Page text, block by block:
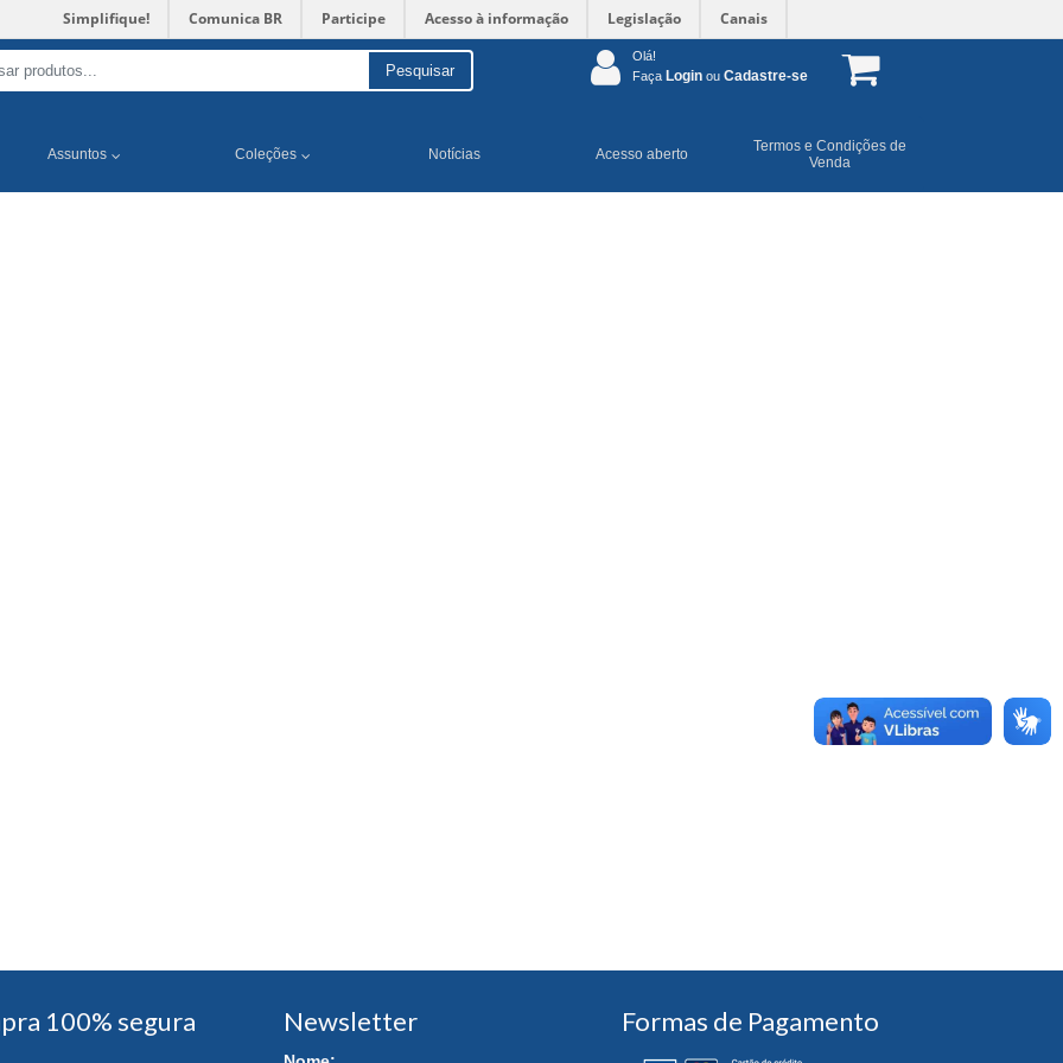
Simplifique! Comunica BR Participe Acesso à informação Legislação Canais
Pesquisar
Olá!
Faça Login ou Cadastre-se
Assuntos Coleções Notícias Acesso aberto
Termos e Condições de
Venda
100% segura Newsletter Formas de Pagamento